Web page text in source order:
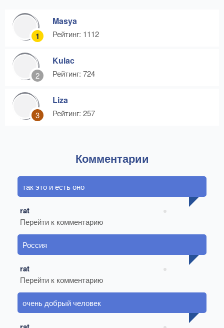
1
Masya
Рейтинг: 1112
2
Kulac
Рейтинг: 724
3
Liza
Рейтинг: 257
Комментарии
так это и есть оно
rat
Перейти к комментарию
Россия
rat
Перейти к комментарию
очень добрый человек